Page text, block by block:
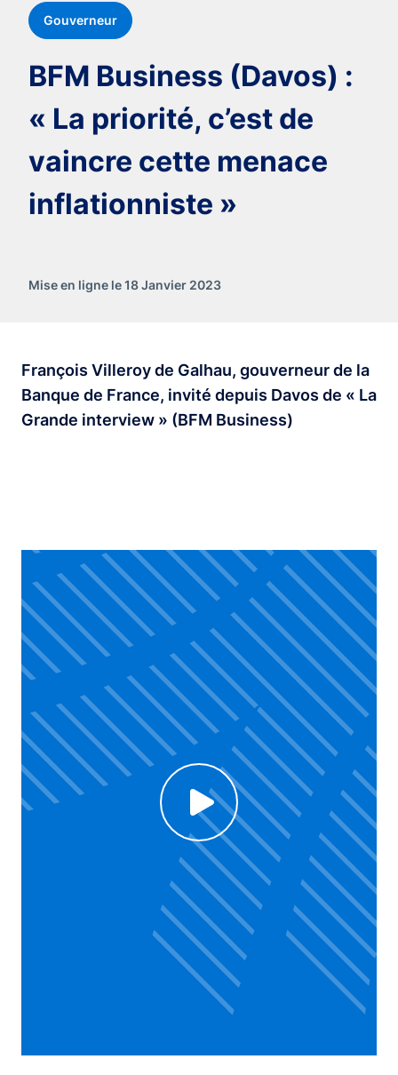
Gouverneur
BFM Business (Davos) :
« La priorité, c’est de
vaincre cette menace
inflationniste »
Mise en ligne le 18 Janvier 2023
François Villeroy de Galhau, gouverneur de la
Banque de France, invité depuis Davos de « La
Grande interview » (BFM Business)
Voir la vidéo
Click to enable Youtube cookies and see content